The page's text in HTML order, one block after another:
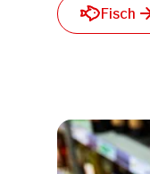
Fisch